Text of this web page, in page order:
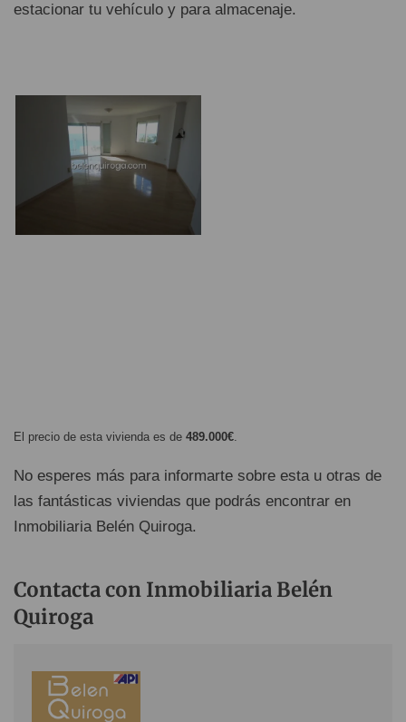
estacionar tu vehículo y para almacenaje.
El precio de esta vivienda es de 489.000€
No esperes más para informarte sobre esta u otras de
las fantásticas viviendas que podrás encontrar en
Inmobiliaria Belén Quiroga.
Contacta con Inmobiliaria Belén
Quiroga